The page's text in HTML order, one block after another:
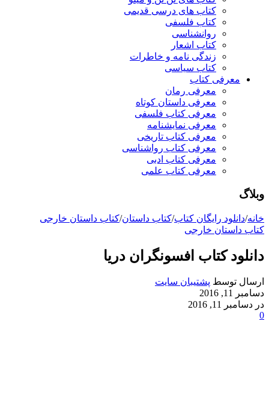
کتاب های درسی قدیمی
کتاب فلسفی
روانشناسی
کتاب اشعار
زندگی نامه و خاطرات
کتاب سیاسی
معرفی کتاب
معرفی رمان
معرفی داستان کوتاه
معرفی کتاب فلسفی
معرفی نمایشنامه
معرفی کتاب تاریخی
معرفی کتاب رواشناسی
معرفی کتاب ادبی
معرفی کتاب علمی
وبلاگ
خانه/دانلود رایگان کتاب/کتاب داستان/کتاب داستان خارجی
کتاب داستان خارجی
دانلود کتاب افسونگران دریا
ارسال توسط پشتیبان سایت
دسامبر 11, 2016
در دسامبر 11, 2016
0